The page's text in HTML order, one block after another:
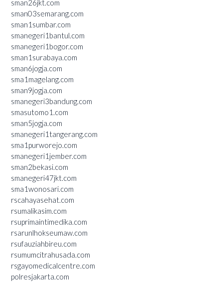
sman26jkt.com
sman03semarang.com
sman1sumbar.com
smanegeri1bantul.com
smanegeri1bogor.com
sman1surabaya.com
sman6jogja.com
sma1magelang.com
sman9jogja.com
smanegeri3bandung.com
smasutomo1.com
sman5jogja.com
smanegeri1tangerang.com
sma1purworejo.com
smanegeri1jember.com
sman2bekasi.com
smanegeri47jkt.com
sma1wonosari.com
rscahayasehat.com
rsumalikasim.com
rsuprimaintimedika.com
rsarunlhokseumaw.com
rsufauziahbireu.com
rsumumcitrahusada.com
rsgayomedicalcentre.com
polresjakarta.com